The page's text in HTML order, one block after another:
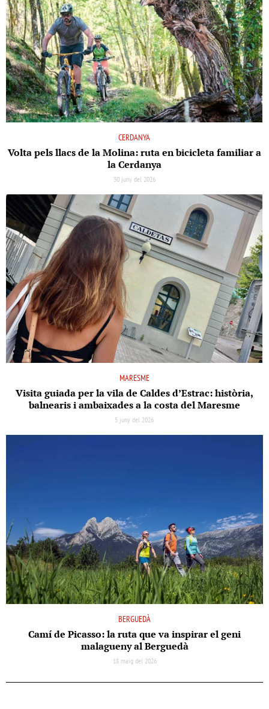
CERDANYA
Volta pels llacs de la Molina: ruta en bicicleta familiar a
la Cerdanya
30 juny del 2026
MARESME
Visita guiada per la vila de Caldes d’Estrac: història,
balnearis i ambaixades a la costa del Maresme
5 juny del 2026
BERGUEDÀ
Camí de Picasso: la ruta que va inspirar el geni
malagueny al Berguedà
18 maig del 2026